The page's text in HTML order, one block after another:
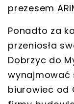
prezesem
Ponadto za
przeniosła
Dobrzyc do
wynajmować
biurowiec od